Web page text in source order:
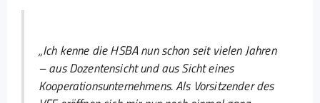
„Ich kenne die HSBA nun schon seit vielen Jahren
– aus Dozentensicht und aus Sicht eines
Kooperationsunternehmens. Als Vorsitzender des